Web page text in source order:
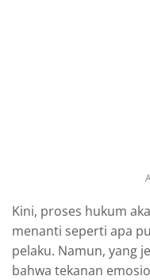
Kini, proses hukum
menanti seperti apa
pelaku. Namun, yang
bahwa tekanan